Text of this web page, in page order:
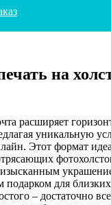
на
расширяет
уникальную
Этот формат
изысканным
для
– достаточно